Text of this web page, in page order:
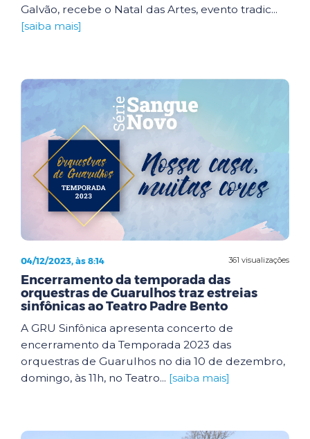
Galvão, recebe o Natal das Artes, evento tradic...
[saiba mais]
361 visualizações
04/12/2023, às 8:14
Encerramento da temporada das
orquestras de Guarulhos traz estreias
sinfônicas ao Teatro Padre Bento
A GRU Sinfônica apresenta concerto de
encerramento da Temporada 2023 das
orquestras de Guarulhos no dia 10 de dezembro,
domingo, às 11h, no Teatro... [saiba mais]